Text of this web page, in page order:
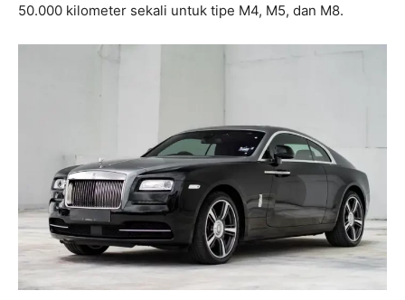
50.000 kilometer sekali untuk tipe M4, M5, dan M8.